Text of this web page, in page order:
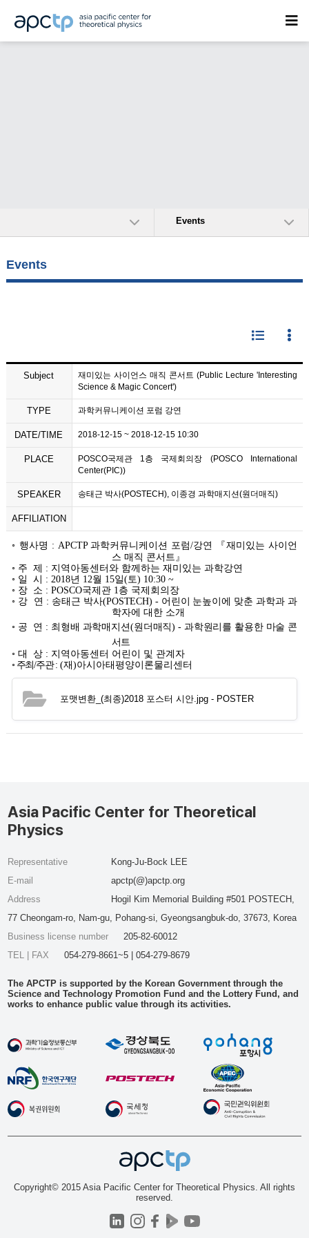
Events
Events
Subject
재미있는 사이언스 매직 콘서트 (Public Lecture 'Interesting
Science & Magic Concert')
TYPE 과학커뮤니케이션 포럼 강연
DATE/TIME 2018-12-15 ~ 2018-12-15 10:30
PLACE
POSCO국제관 1층 국제회의장 (POSCO International
Center(PIC))
SPEAKER 송태근 박사(POSTECH), 이종경 과학매지션(원더매직)
AFFILIATION
◦ 행사명 : APCTP과학커뮤니케이션 포럼/강연 『재미있는 사이언
스 매직 콘서트』
◦ 주 제 : 지역아동센터와 함께하는 재미있는 과학강연
◦ 일 시 : 2018년 12월 15일(토) 10:30 ~
◦ 장 소 : POSCO국제관 1층 국제회의장
◦ 강 연 : 송태근 박사(POSTECH) - 어린이 눈높이에 맞춘 과학과 과
학자에 대한 소개
◦ 공 연 : 최형배 과학매지션(원더매직)- 과학원리를 활용한 마술 콘
서트
◦ 대 상 : 지역아동센터 어린이 및 관계자
◦ 주최/주관: (재)아시아태평양이론물리센터
포맷변환_(최종)2018 포스터 시안.jpg- POSTER
Asia Pacific Center for Theoretical
Physics
Representative
Kong-Ju-Bock LEE
E-mail
apctp(@)apctp.org
Address
Hogil Kim Memorial Building #501 POSTECH,
77 Cheongam-ro, Nam-gu, Pohang-si, Gyeongsangbuk-do, 37673, Korea
Business license number
205-82-60012
TEL | FAX
054-279-8661~5 | 054-279-8679
The APCTP is supported by the Korean Government through the
Science and Technology Promotion Fund and the Lottery Fund, and
works to enhance public value through its activities.
Copyright© 2015 Asia Pacific Center for Theoretical Physics. All rights
reserved.